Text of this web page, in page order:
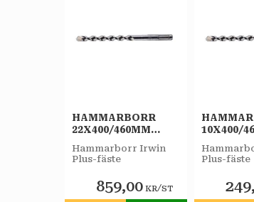
HAMMARBORR
22X400/460MM
Hammarborr Irwin
Plus-fäste
859,00KR/ST
10X400/
Plus-fäste